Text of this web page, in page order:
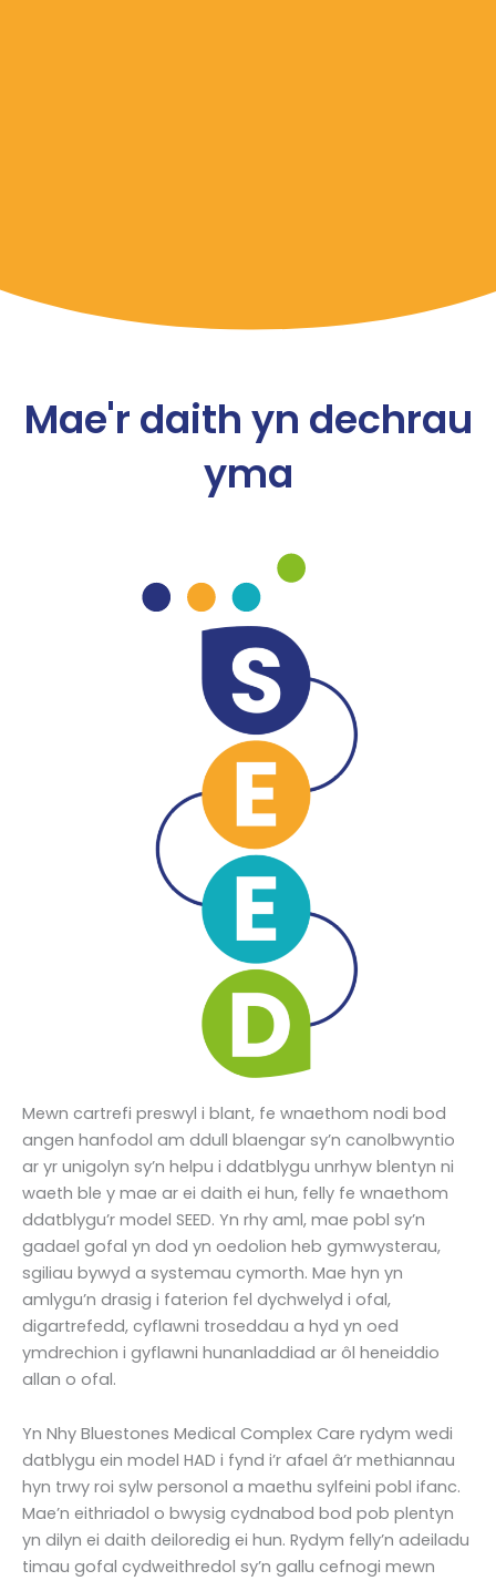
Mae'r daith yn dechrau
yma
Mewn cartrefi preswyl i blant, fe wnaethom nodi bod
angen hanfodol am ddull blaengar sy’n canolbwyntio
ar yr unigolyn sy’n helpu i ddatblygu unrhyw blentyn ni
waeth ble y mae ar ei daith ei hun, felly fe wnaethom
ddatblygu’r model SEED. Yn rhy aml, mae pobl sy’n
gadael gofal yn dod yn oedolion heb gymwysterau,
sgiliau bywyd a systemau cymorth. Mae hyn yn
amlygu’n drasig i faterion fel dychwelyd i ofal,
digartrefedd, cyflawni troseddau a hyd yn oed
ymdrechion i gyflawni hunanladdiad ar ôl heneiddio
allan o ofal.
Yn Nhy Bluestones Medical Complex Care rydym wedi
datblygu ein model HAD i fynd i’r afael â’r methiannau
hyn trwy roi sylw personol a maethu sylfeini pobl ifanc.
Mae’n eithriadol o bwysig cydnabod bod pob plentyn
yn dilyn ei daith deiloredig ei hun. Rydym felly’n adeiladu
timau gofal cydweithredol sy’n gallu cefnogi mewn